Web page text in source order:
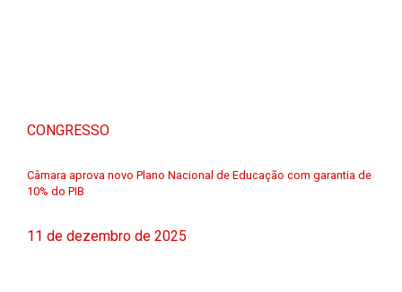
CONGRESSO
Câmara aprova novo Plano Nacional de Educação com garantia de
10% do PIB
11 de dezembro de 2025